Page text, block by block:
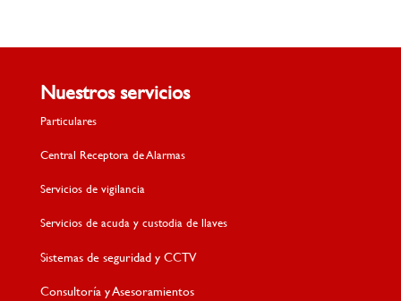
Nuestros servicios
Particulares
Central Receptora de Alarmas
Servicios de vigilancia
Servicios de acuda y custodia de llaves
Sistemas de seguridad y CCTV
Consultoría y Asesoramientos